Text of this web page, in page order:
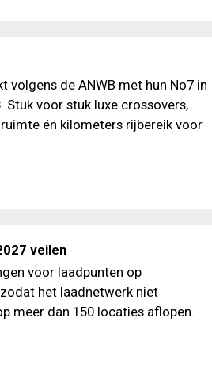
volgens de ANWB met hun No7 in
Stuk voor stuk luxe crossovers,
én kilometers rijbereik voor
veilen
voor laadpunten op
het laadnetwerk niet
meer dan 150 locaties aflopen.